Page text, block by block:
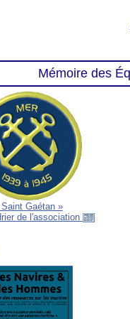
Mémoire des
Gaétan »
de l'association